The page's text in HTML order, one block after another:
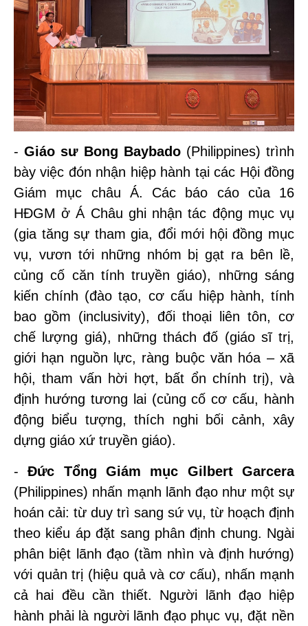
-Giáo sư Bong Baybado(Philippines) trình
bày việc đón nhận hiệp hành tại các Hội đồng
Giám mục châu Á. Các báo cáo của 16
HĐGM ở Á Châu ghi nhận tác động mục vụ
(gia tăng sự tham gia, đổi mới hội đồng mục
vụ, vươn tới những nhóm bị gạt ra bên lề,
củng cố căn tính truyền giáo), những sáng
kiến chính (đào tạo, cơ cấu hiệp hành, tính
bao gồm (inclusivity), đối thoại liên tôn, cơ
chế lượng giá), những thách đố (giáo sĩ trị,
giới hạn nguồn lực, ràng buộc văn hóa – xã
hội, tham vấn hời hợt, bất ổn chính trị), và
định hướng tương lai (củng cố cơ cấu, hành
động biểu tượng, thích nghi bối cảnh, xây
dựng giáo xứ truyền giáo).
-Đức Tổng Giám mục Gilbert Garcera
(Philippines) nhấn mạnh lãnh đạo như một sự
hoán cải: từ duy trì sang sứ vụ, từ hoạch định
theo kiểu áp đặt sang phân định chung. Ngài
phân biệt lãnh đạo (tầm nhìn và định hướng)
với quản trị (hiệu quả và cơ cấu), nhấn mạnh
cả hai đều cần thiết. Người lãnh đạo hiệp
hành phải là người lãnh đạo phục vụ, đặt nền